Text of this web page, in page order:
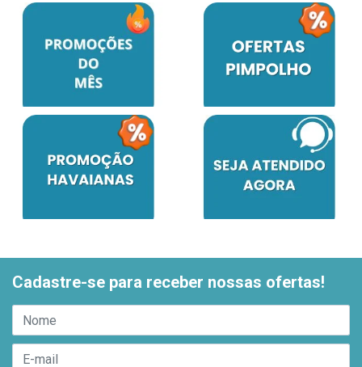
Cadastre-se para receber nossas ofertas!